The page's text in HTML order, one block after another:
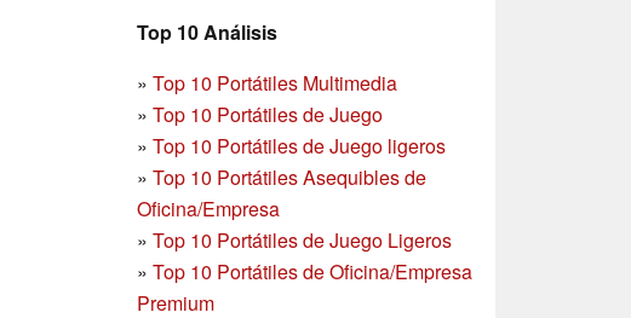
Top 10 Análisis
» Top 10 Portátiles Multimedia
» Top 10 Portátiles de Juego
» Top 10 Portátiles de Juego ligeros
» Top 10 Portátiles Asequibles de
Oficina/Empresa
» Top 10 Portátiles de Juego Ligeros
» Top 10 Portátiles de Oficina/Empresa
Premium